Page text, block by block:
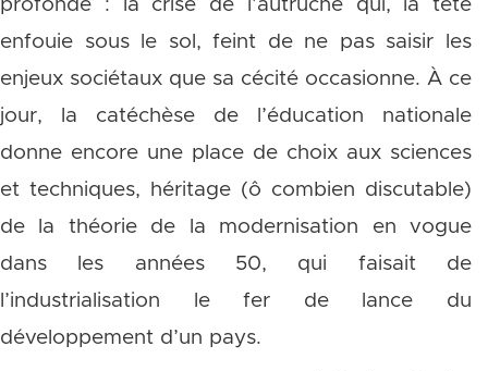
profonde : la crise de l’autruche qui, la tête
enfouie sous le sol, feint de ne pas saisir les
enjeux sociétaux que sa cécité occasionne. À ce
jour, la catéchèse de l’éducation nationale
donne encore une place de choix aux sciences
et techniques, héritage (ô combien discutable)
de la théorie de la modernisation en vogue
dans les années 50, qui faisait de
l’industrialisation le fer de lance du
développement d’un pays.